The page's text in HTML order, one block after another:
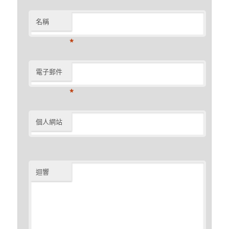
名稱
*
電子郵件
*
個人網站
迴響